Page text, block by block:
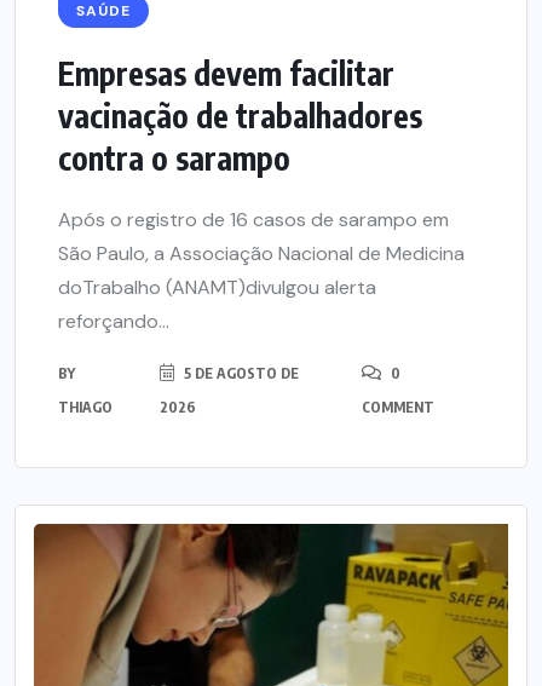
SAÚDE
Empresas devem facilitar
vacinação de trabalhadores
contra o sarampo
Após o registro de 16 casos de sarampo em
São Paulo, a Associação Nacional de Medicina
doTrabalho (ANAMT)divulgou alerta
reforçando...
BY
THIAGO
5 DE AGOSTO DE
2026
0
COMMENT